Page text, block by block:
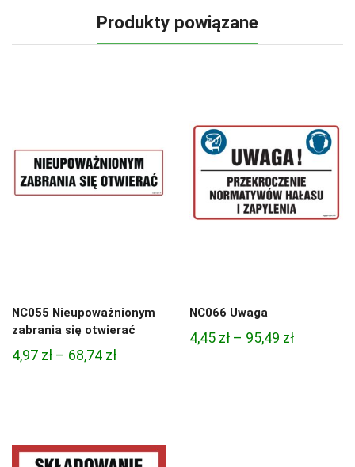
Produkty powiązane
NC055 Nieupoważnionym
zabrania się otwierać
4,97 zł – 68,74 złZakres
68,74 zł
NC066 Uwaga
4,45 zł – 95,49 złZakres